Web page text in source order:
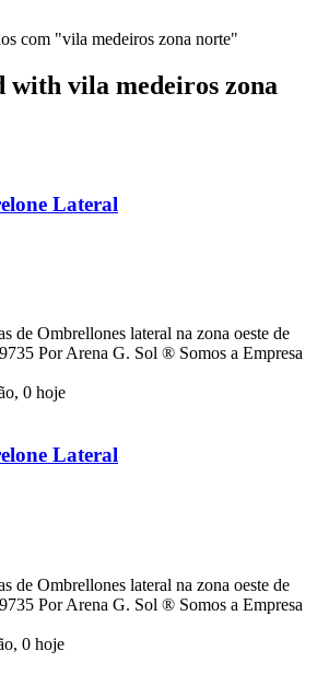
com "vila medeiros zona norte"
with vila medeiros zona
Lateral
de Ombrellones lateral na zona oeste de
Por Arena G. Sol ® Somos a Empresa
0 hoje
Lateral
de Ombrellones lateral na zona oeste de
Por Arena G. Sol ® Somos a Empresa
0 hoje